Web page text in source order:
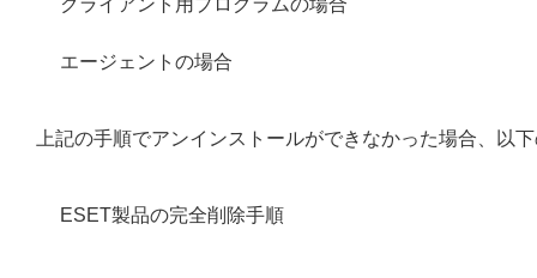
クライアント用プログラムの場合
エージェントの場合
上記の手順でアンインストールができなかった場合、以
ESET製品の完全削除手順